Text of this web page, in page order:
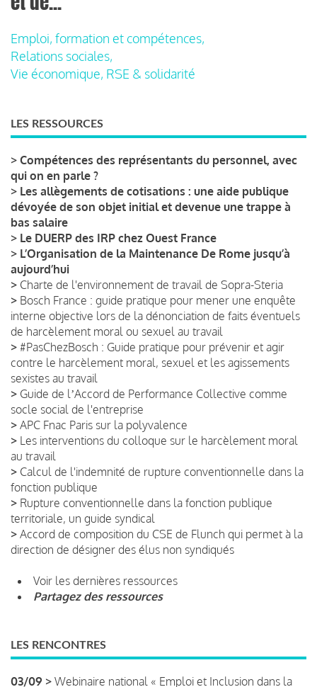
Emploi, formation et compétences,
Relations sociales,
Vie économique, RSE & solidarité
LES RESSOURCES
> Compétences des représentants du personnel, avec
qui on en parle ?
> Les allègements de cotisations : une aide publique
dévoyée de son objet initial et devenue une trappe à
bas salaire
> Le DUERP des IRP chez Ouest France
> L’Organisation de la Maintenance De Rome jusqu’à
aujourd’hui
> Charte de l'environnement de travail de Sopra-Steria
> Bosch France : guide pratique pour mener une enquête
interne objective lors de la dénonciation de faits éventuels
de harcèlement moral ou sexuel au travail
> #PasChezBosch : Guide pratique pour prévenir et agir
contre le harcèlement moral, sexuel et les agissements
sexistes au travail
> Guide de lʼAccord de Performance Collective comme
socle social de l'entreprise
> APC Fnac Paris sur la polyvalence
> Les interventions du colloque sur le harcèlement moral
au travail
> Calcul de l'indemnité de rupture conventionnelle dans la
fonction publique
> Rupture conventionnelle dans la fonction publique
territoriale, un guide syndical
> Accord de composition du CSE de Flunch qui permet à la
direction de désigner des élus non syndiqués
Voir les dernières ressources
Partagez des ressources
LES RENCONTRES
03/09 > Webinaire national « Emploi et Inclusion dans la